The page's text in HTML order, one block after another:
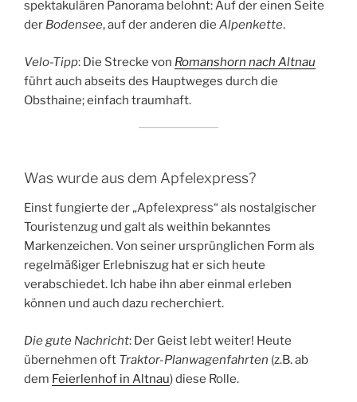
spektakulären Panorama belohnt: Auf der einen Seite
der Bodensee, auf der anderen die Alpenkette.
Velo-Tipp: Die Strecke von Romanshorn nach Altnau
führt auch abseits des Hauptweges durch die
Obsthaine; einfach traumhaft.
Was wurde aus dem Apfelexpress?
Einst fungierte der „Apfelexpress“ als nostalgischer
Touristenzug und galt als weithin bekanntes
Markenzeichen. Von seiner ursprünglichen Form als
regelmäßiger Erlebniszug hat er sich heute
verabschiedet. Ich habe ihn aber einmal erleben
können und auch dazu recherchiert.
Die gute Nachricht: Der Geist lebt weiter! Heute
übernehmen oft Traktor-Planwagenfahrten (z.B. ab
dem Feierlenhof in Altnau) diese Rolle.